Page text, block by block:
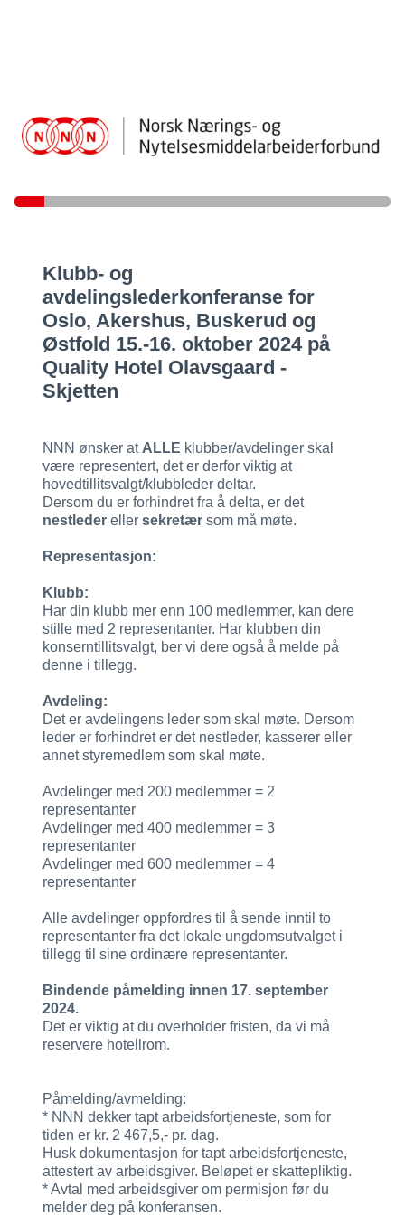
Klubb- og
avdelingslederkonferanse for
Oslo, Akershus, Buskerud og
Østfold 15.-16. oktober 2024 på
Quality Hotel Olavsgaard -
Skjetten
NNN ønsker at ALLE klubber/avdelinger skal
være representert, det er derfor viktig at
hovedtillitsvalgt/klubbleder deltar.
Dersom du er forhindret fra å delta, er det
nestleder eller sekretær som må møte.
Representasjon:
Klubb:
Har din klubb mer enn 100 medlemmer, kan dere
stille med 2 representanter. Har klubben din
konserntillitsvalgt, ber vi dere også å melde på
denne i tillegg.
Avdeling:
Det er avdelingens leder som skal møte. Dersom
leder er forhindret er det nestleder, kasserer eller
annet styremedlem som skal møte.
Avdelinger med 200 medlemmer = 2
representanter
Avdelinger med 400 medlemmer = 3
representanter
Avdelinger med 600 medlemmer = 4
representanter
Alle avdelinger oppfordres til å sende inntil to
representanter fra det lokale ungdomsutvalget i
tillegg til sine ordinære representanter.
Bindende påmelding innen 17. september
2024.
Det er viktig at du overholder fristen, da vi må
reservere hotellrom.
Påmelding/avmelding:
* NNN dekker tapt arbeidsfortjeneste, som for
tiden er kr. 2 467,5,- pr. dag.
Husk dokumentasjon for tapt arbeidsfortjeneste,
attestert av arbeidsgiver. Beløpet er skattepliktig.
* Avtal med arbeidsgiver om permisjon før du
melder deg på konferansen.